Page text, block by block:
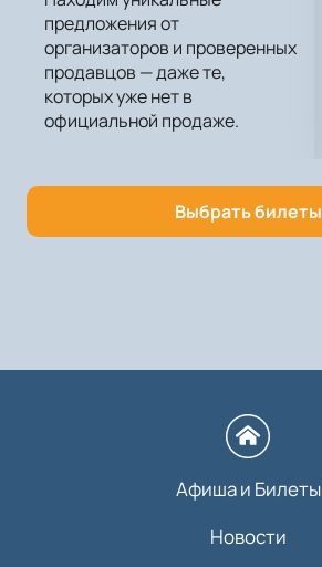
предложения от
организаторов и проверенных
продавцов — даже те,
которых уже нет в
официальной продаже.
Выбрать билеты
Афиша и Билеты
Новости